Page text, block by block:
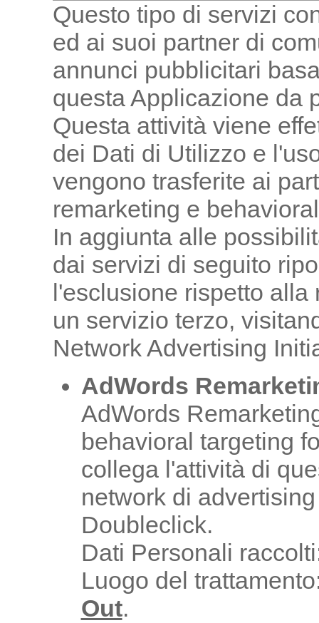
Questo tipo di servizi
ed ai suoi partner di
annunci pubblicitari
questa Applicazione da
Questa attività viene
dei Dati di Utilizzo e
vengono trasferite ai
remarketing e
In aggiunta alle
dai servizi di seguito
l'esclusione rispetto
un servizio terzo,
Network Advertising
AdWords
AdWords
behavioral targeting
collega l'attività di
network di
Doubleclick.
Dati Personali
Luogo del
Out.